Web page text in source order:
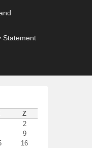
Statement
Z
2
9
16